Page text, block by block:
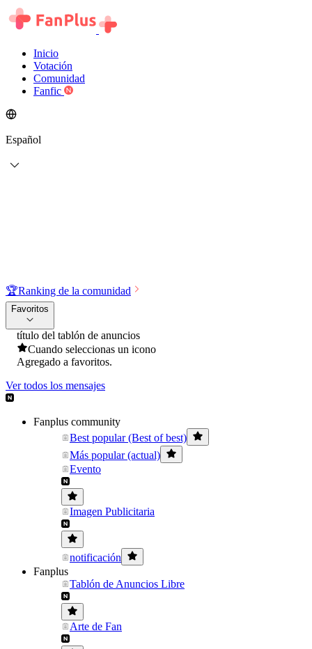
Inicio
Votación
Comunidad
Fanfic
Español
🏆Ranking de la comunidad
Favoritos
título del tablón de anuncios
Cuando seleccionas un icono
Agregado a favoritos.
Ver todos los mensajes
Fanplus community
Best popular (Best of best)
Más popular (actual)
Evento
Imagen Publicitaria
notificación
Fanplus
Tablón de Anuncios Libre
Arte de Fan